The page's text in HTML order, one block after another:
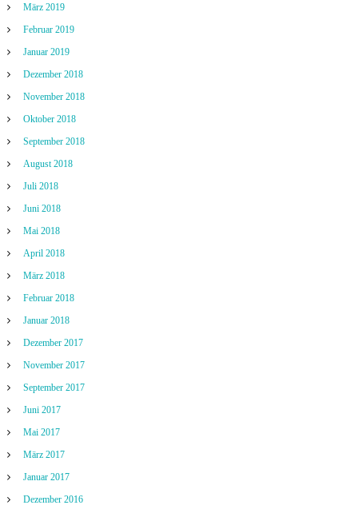
März 2019
Februar 2019
Januar 2019
Dezember 2018
November 2018
Oktober 2018
September 2018
August 2018
Juli 2018
Juni 2018
Mai 2018
April 2018
März 2018
Februar 2018
Januar 2018
Dezember 2017
November 2017
September 2017
Juni 2017
Mai 2017
März 2017
Januar 2017
Dezember 2016